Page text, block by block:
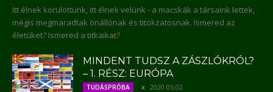
Itt élnek körülöttünk, itt élnek velünk - a macskák a társaink lettek,
mégis megmaradtak önállónak és titokzatosnak. Ismered az
életüket? Ismered a titkaikat?
MINDENT TUDSZ A ZÁSZLÓKRÓL?
– 1. RÉSZ: EURÓPA
TUDÁSPRÓBA 2020.05.02.